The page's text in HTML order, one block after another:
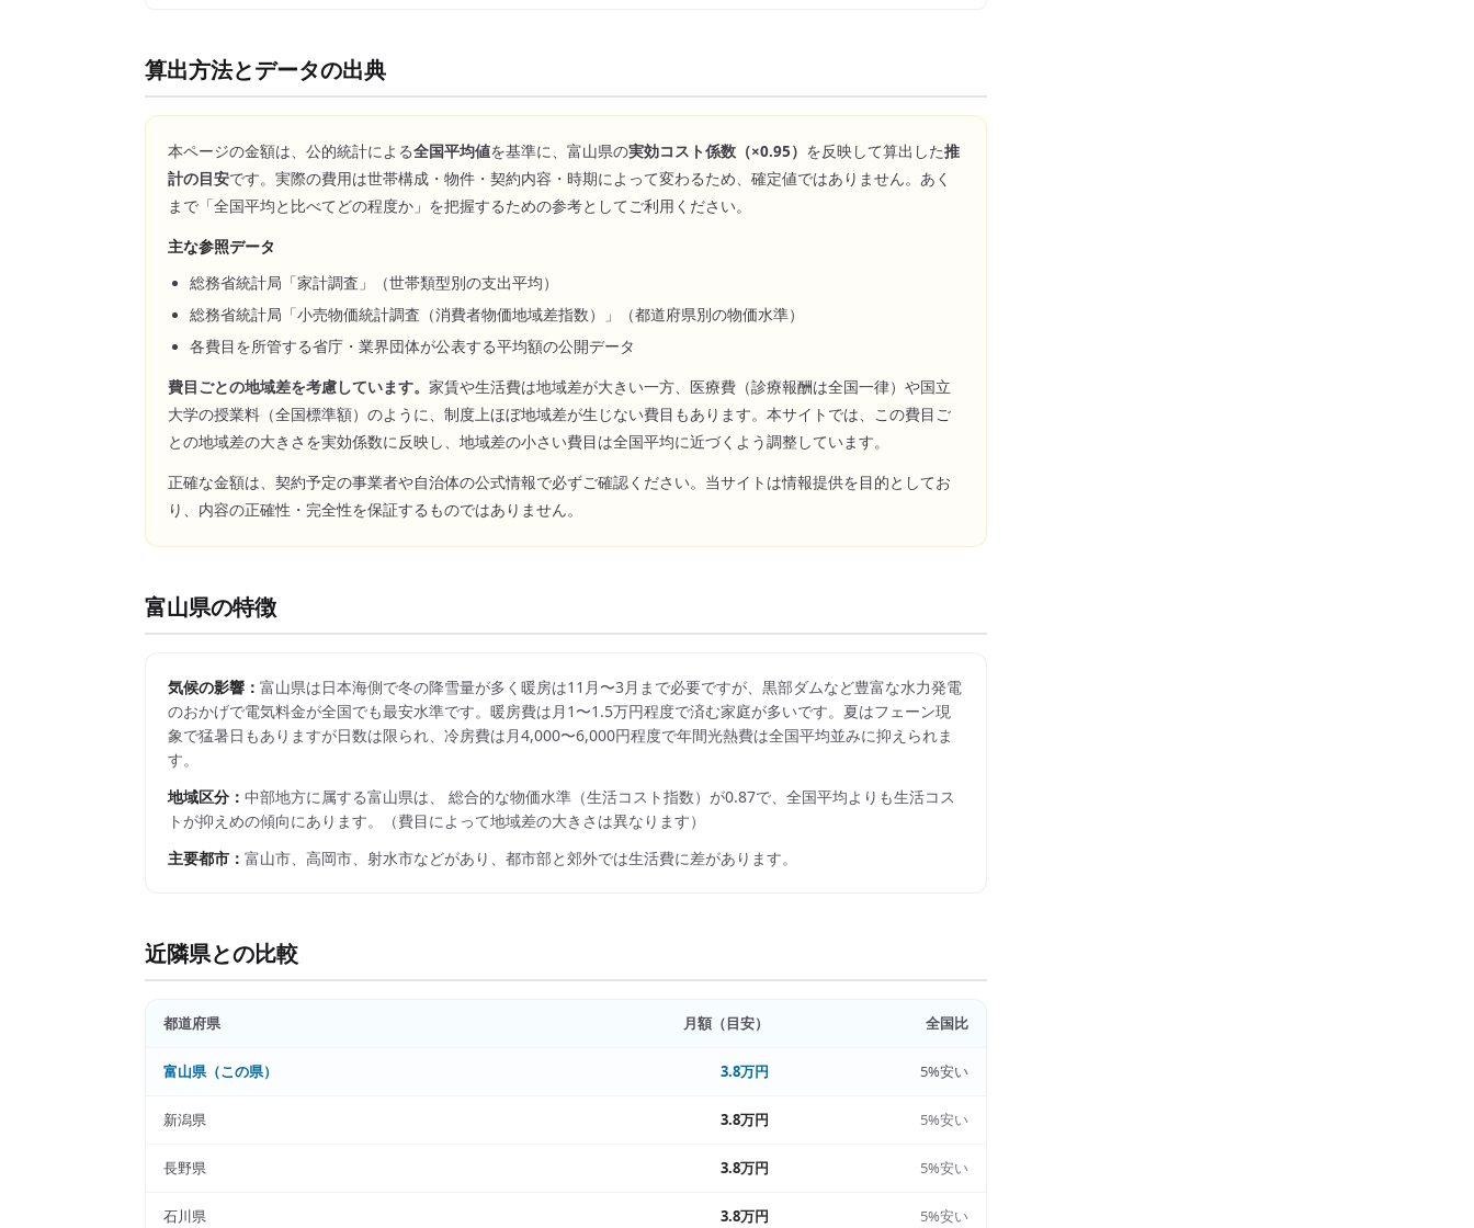
算出方法とデータの出典
本ページの金額は、公的統計による全国平均値を基準に、 富山県の実効コスト係数（×0.95） を反映して算出した推
計の目安です。実際の費用は世帯構成・物件・契約内容・時期によって変わるため、確定値ではありません。あく
まで「全国平均と比べてどの程度か」を把握するための参考としてご利用ください。
主な参照データ
総務省統計局「家計調査」（世帯類型別の支出平均）
総務省統計局「小売物価統計調査（消費者物価地域差指数）」（都道府県別の物価水準）
各費目を所管する省庁・業界団体が公表する平均額の公開データ
費目ごとの地域差を考慮しています。 家賃や生活費は地域差が大きい一方、医療費（診療報酬は全国一律）や国立
大学の授業料（全国標準額）のように、制度上ほぼ地域差が生じない費目もあります。本サイトでは、この費目ご
との地域差の大きさを実効係数に反映し、地域差の小さい費目は全国平均に近づくよう調整しています。
正確な金額は、契約予定の事業者や自治体の公式情報で必ずご確認ください。当サイトは情報提供を目的としてお
り、内容の正確性・完全性を保証するものではありません。
富山県の特徴
気候の影響： 富山県は日本海側で冬の降雪量が多く暖房は11月〜3月まで必要ですが、黒部ダムなど豊富な水力発電
のおかげで電気料金が全国でも最安水準です。暖房費は月1〜1.5万円程度で済む家庭が多いです。夏はフェーン現
象で猛暑日もありますが日数は限られ、冷房費は月4,000〜6,000円程度で年間光熱費は全国平均並みに抑えられま
す。
地域区分： 中部地方に属する富山県は、 総合的な物価水準（生活コスト指数）が0.87で、 全国平均よりも生活コス
トが抑えめの傾向にあります。
（費目によって地域差の大きさは異なります）
主要都市： 富山市、高岡市、射水市などがあり、都市部と郊外では生活費に差があります。
近隣県との比較
都道府県 月額（目安） 全国比
富山県（この県） 3.8万円 5%安い
新潟県 3.8万円 5%安い
長野県 3.8万円 5%安い
石川県 3.8万円 5%安い